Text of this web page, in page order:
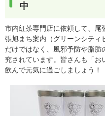
中
市内紅茶専門店に依頼して、尾
張旭まち案内（グリーンシテ
だけではなく、風邪予防や脂
究されています。皆さんも「
飲んで元気に過ごしましょう！